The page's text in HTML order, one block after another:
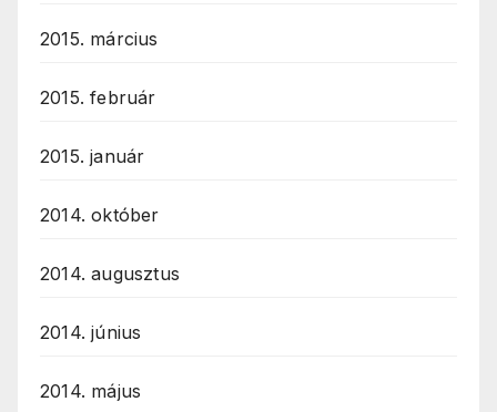
2015. március
2015. február
2015. január
2014. október
2014. augusztus
2014. június
2014. május